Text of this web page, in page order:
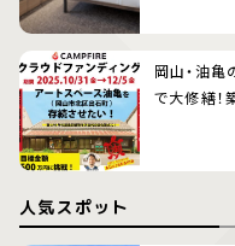
岡山・油亀
で大修繕
人気スポット